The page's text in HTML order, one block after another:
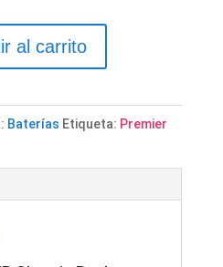
al carrito
Baterías Etiqueta: Premier